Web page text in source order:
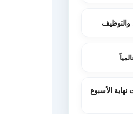
والتوظيف
الأسبوع